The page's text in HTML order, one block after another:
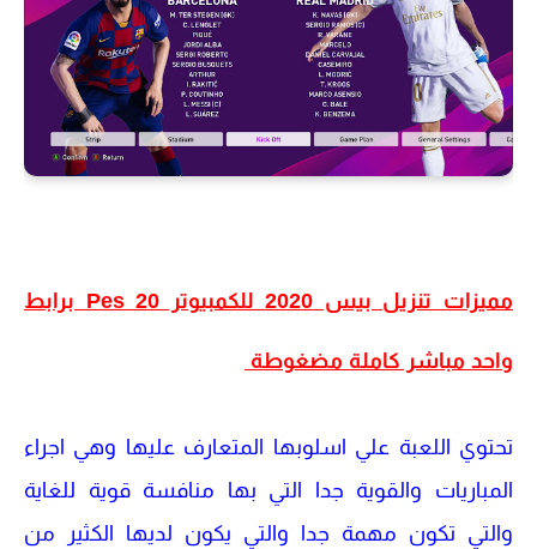
مميزات تنزيل بيس 2020 للكمبيوتر Pes 20 برابط
واحد مباشر كاملة مضغوطة
تحتوي اللعبة علي اسلوبها المتعارف عليها وهي اجراء
المباريات والقوية جدا التي بها منافسة قوية للغاية
والتي تكون مهمة جدا والتي يكون لديها الكثير من